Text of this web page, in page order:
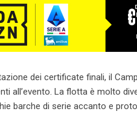
dei certificate finali, il
all’evento. La flotta è molto
barche di serie accanto e